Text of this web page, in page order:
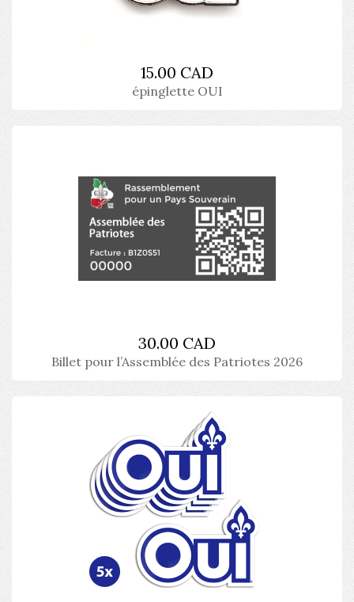
15.00 CAD
épinglette OUI
30.00 CAD
Billet pour l’Assemblée des Patriotes 2026